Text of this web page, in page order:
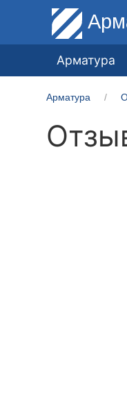
Арматура
Арматура